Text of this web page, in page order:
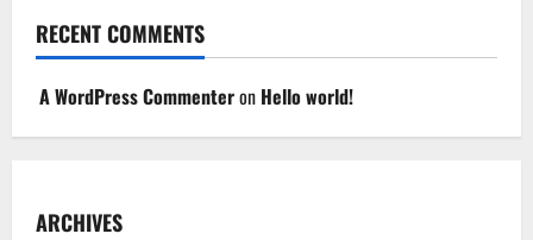
RECENT COMMENTS
A WordPress Commenteron Hello world!
ARCHIVES